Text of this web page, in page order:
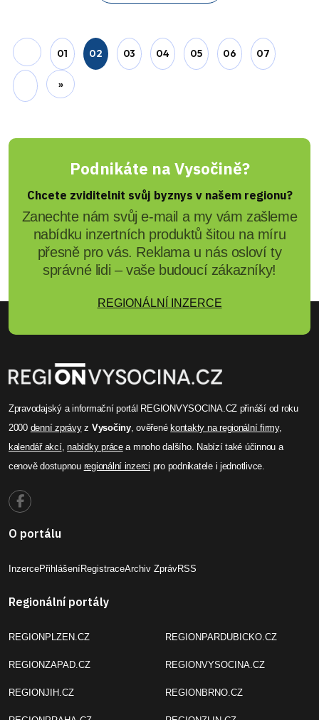
REGIONVYSOCINA.CZ
Kriminalisté objasnili sérii
krádeží